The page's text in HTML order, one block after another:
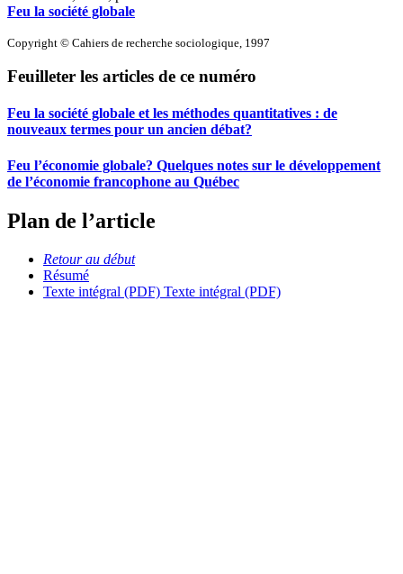
Feu la société globale
Copyright © Cahiers de recherche sociologique, 1997
Feuilleter les articles de ce numéro
Feu la société globale et les méthodes quantitatives : de
nouveaux termes pour un ancien débat?
Feu l’économie globale? Quelques notes sur le développement
de l’économie francophone au Québec
Plan de l’article
Retour au début
Résumé
Texte intégral (PDF) Texte intégral (PDF)